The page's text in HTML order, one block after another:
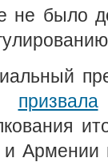
не было
призвала
Армении